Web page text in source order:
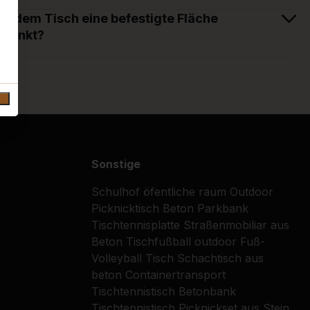
dem Tisch eine befestigte Fläche
Sonstige
Schulhof öfentliche raum Outdoor
Picknicktisch Beton Parkbank
Tischtennisplatte Straßenmobiliar aus
Beton Tischfußball outdoor Fuß-
Volleyball Tisch Schachtisch aus
beton Containertransport
Tischtennistisch Betonbank